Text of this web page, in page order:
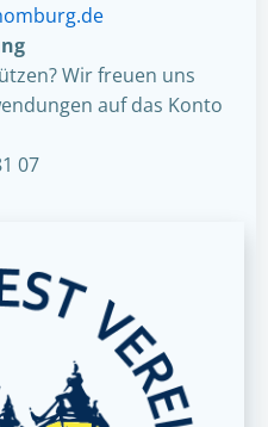
Wir freuen uns
auf das Konto
07